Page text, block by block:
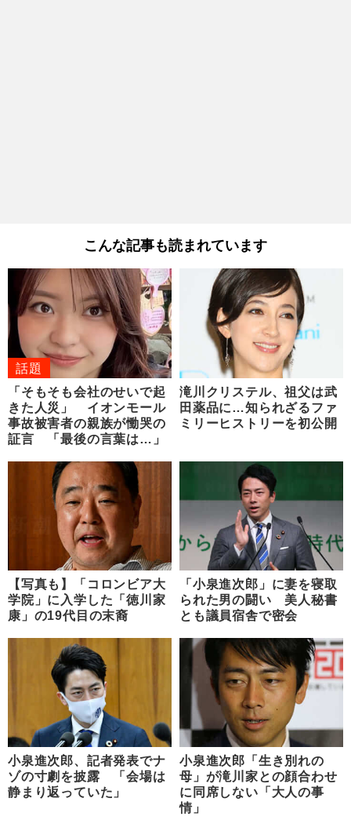
こんな記事も読まれています
話題
「そもそも会社のせいで起
きた人災」 イオンモール
事故被害者の親族が慟哭の
証言 「最後の言葉は…」
滝川クリステル、祖父は武
田薬品に…知られざるファ
ミリーヒストリーを初公開
【写真も】「コロンビア大
学院」に入学した「徳川家
康」の19代目の末裔
「小泉進次郎」に妻を寝取
られた男の闘い 美人秘書
とも議員宿舎で密会
小泉進次郎、記者発表でナ
ゾの寸劇を披露 「会場は
静まり返っていた」
小泉進次郎「生き別れの
母」が滝川家との顔合わせ
に同席しない「大人の事
情」